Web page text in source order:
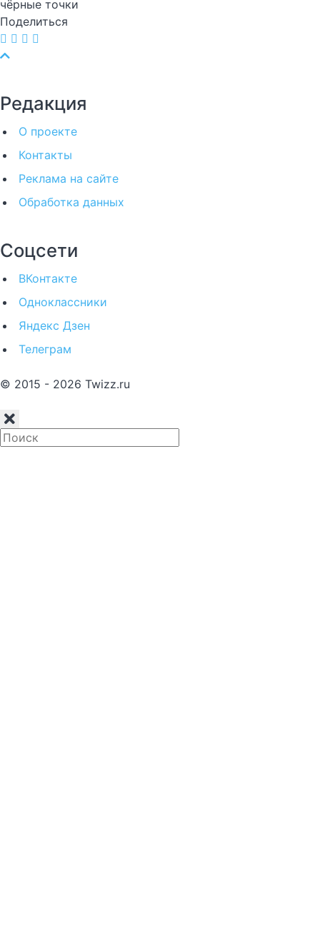
чёрные точки
Поделиться
Редакция
О проекте
Контакты
Реклама на сайте
Обработка данных
Соцсети
ВКонтакте
Одноклассники
Яндекс Дзен
Телеграм
© 2015 - 2026 Twizz.ru